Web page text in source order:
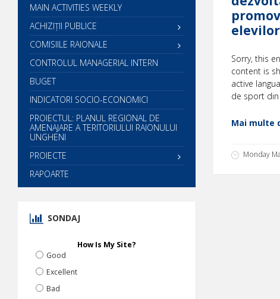
elevilor
Sorry, this
content is
active
de sport din
Mai multe
Monday
MAIN ACTIVITIES WEEKLY
ACHIZIȚII PUBLICE
COMISIILE RAIONALE
CONTROLUL MANAGERIAL INTERN
BUGET
INDICATORI SOCIO-ECONOMICI
PROIECTUL: PLANUL REGIONAL DE
AMENAJARE A TERITORIULUI RAIONULUI
UNGHENI
PROIECTE
RAPOARTE
SONDAJ
How Is My Site?
Good
Excellent
Bad